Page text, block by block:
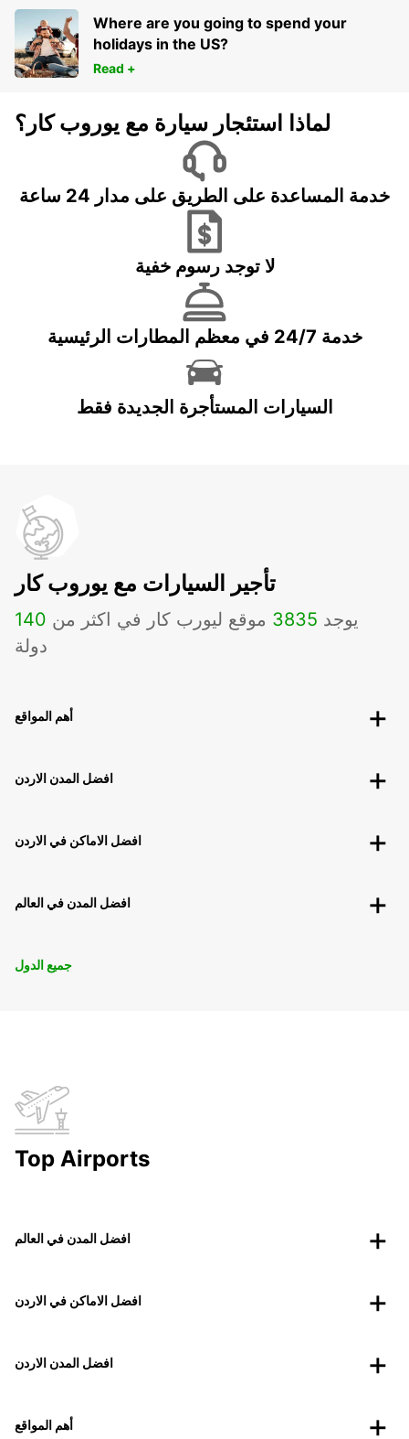
Where are you going to spend your
holidays in the US?
Read +
لماذا استئجار سيارة مع يوروب كار؟
خدمة المساعدة على الطريق على مدار 24 ساعة
لا توجد رسوم خفية
خدمة 24/7 في معظم المطارات الرئيسية
السيارات المستأجرة الجديدة فقط
تأجير السيارات مع يوروب كار
يوجد 3835 موقع ليورب كار في اكثر من 140
دولة
أهم المواقع
افضل المدن الاردن
افضل الاماكن في الاردن
افضل المدن في العالم
جميع الدول
Top Airports
افضل المدن في العالم
افضل الاماكن في الاردن
افضل المدن الاردن
أهم المواقع